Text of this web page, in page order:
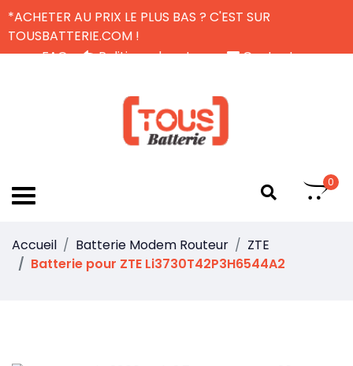
*ACHETER AU PRIX LE PLUS BAS ? C'EST SUR
TOUSBATTERIE.COM !
FAQ
Politique de retour
Contactez-nous
0
Accueil Batterie Modem Routeur
ZTE
Batterie pour ZTE Li3730T42P3H6544A2